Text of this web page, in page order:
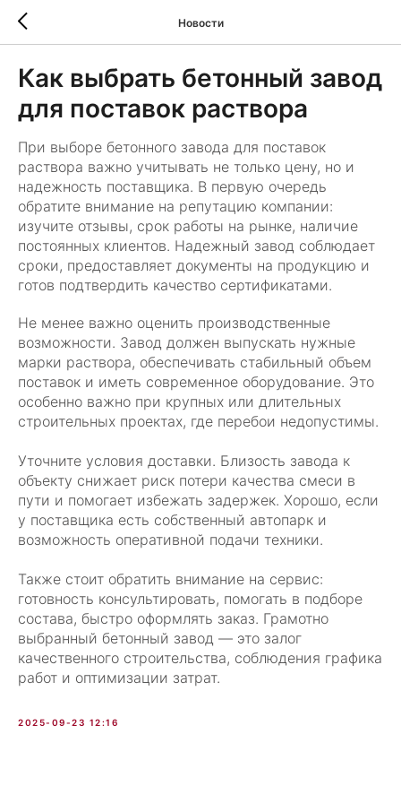
Новости
Как выбрать бетонный завод
для поставок раствора
При выборе бетонного завода для поставок
раствора важно учитывать не только цену, но и
надежность поставщика. В первую очередь
обратите внимание на репутацию компании:
изучите отзывы, срок работы на рынке, наличие
постоянных клиентов. Надежный завод соблюдает
сроки, предоставляет документы на продукцию и
готов подтвердить качество сертификатами.
Не менее важно оценить производственные
возможности. Завод должен выпускать нужные
марки раствора, обеспечивать стабильный объем
поставок и иметь современное оборудование. Это
особенно важно при крупных или длительных
строительных проектах, где перебои недопустимы.
Уточните условия доставки. Близость завода к
объекту снижает риск потери качества смеси в
пути и помогает избежать задержек. Хорошо, если
у поставщика есть собственный автопарк и
возможность оперативной подачи техники.
Также стоит обратить внимание на сервис:
готовность консультировать, помогать в подборе
состава, быстро оформлять заказ. Грамотно
выбранный бетонный завод — это залог
качественного строительства, соблюдения графика
работ и оптимизации затрат.
2025-09-23 12:16